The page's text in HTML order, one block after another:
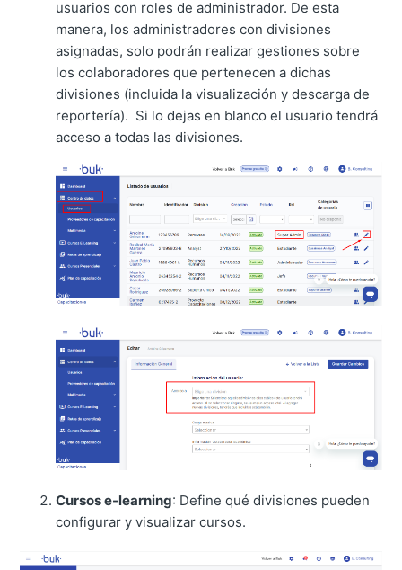
usuarios con roles de administrador. De esta
manera, los administradores con divisiones
asignadas, solo podrán realizar gestiones sobre
los colaboradores que pertenecen a dichas
divisiones (incluida la visualización y descarga de
reportería). Si lo dejas en blanco el usuario tendrá
acceso a todas las divisiones.
Cursos e-learning: Define qué divisiones pueden
configurar y visualizar cursos.